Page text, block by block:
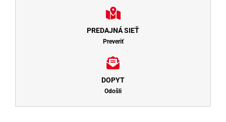
PREDAJNÁ SIEŤ
Preveriť
DOPYT
Odošli